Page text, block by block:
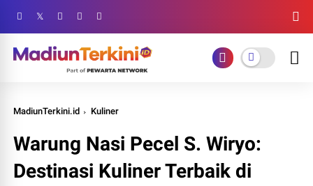
MadiunTerkini.id Kuliner
Warung Nasi Pecel S. Wiryo:
Destinasi Kuliner Terbaik di